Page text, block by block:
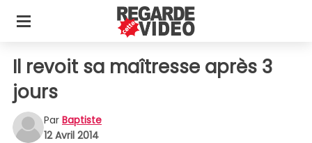
Il revoit sa maîtresse après 3
jours
Par Baptiste
12 Avril 2014